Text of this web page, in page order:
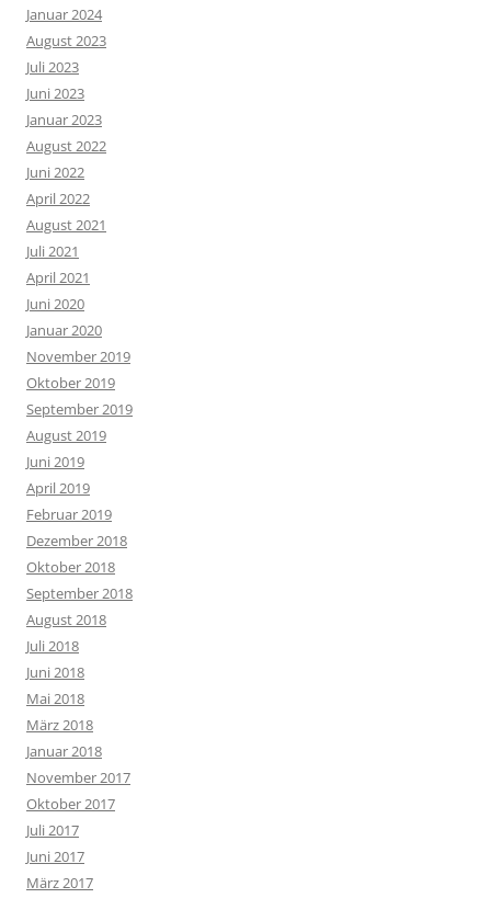
Januar 2024
August 2023
Juli 2023
Juni 2023
Januar 2023
August 2022
Juni 2022
April 2022
August 2021
Juli 2021
April 2021
Juni 2020
Januar 2020
November 2019
Oktober 2019
September 2019
August 2019
Juni 2019
April 2019
Februar 2019
Dezember 2018
Oktober 2018
September 2018
August 2018
Juli 2018
Juni 2018
Mai 2018
März 2018
Januar 2018
November 2017
Oktober 2017
Juli 2017
Juni 2017
März 2017